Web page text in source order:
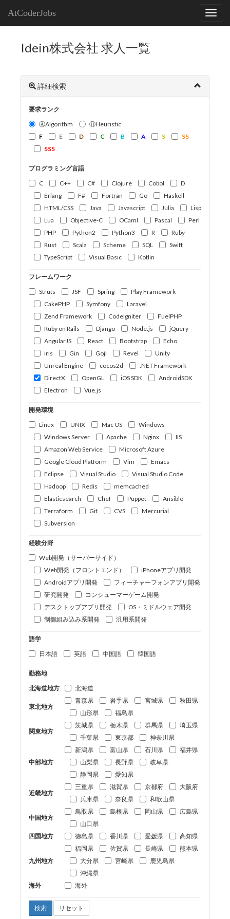
AtCoderJobs
Idein株式会社 求人一覧
詳細検索
要求ランク
ⒶAlgorithm
ⒽHeuristic
F
E D C B A S
SS
SSS
プログラミング言語
C
C++ C# Clojure Cobol
D
Erlang
F# Fortran Go
Haskell
HTML/CSS
Java Javascript Julia
Lisp
Lua
Objective-C OCaml Pascal
Perl
PHP
Python2 Python3 R
Ruby
Rust
Scala Scheme SQL
Swift
TypeScript
Visual Basic Kotlin
フレームワーク
Struts
JSF Spring
Play Framework
CakePHP
Symfony
Laravel
Zend Framework
CodeIgniter
FuelPHP
Ruby on Rails
Django Node.js
jQuery
AngularJS
React Bootstrap
Echo
iris
Gin Goji Revel
Unity
Unreal Engine
cocos2d
.NET Framework
DirectX
OpenGL iOS SDK
AndroidSDK
Electron
Vue.js
開発環境
Linux
UNIX Mac OS
Windows
Windows Server
Apache Nginx
IIS
Amazon Web Service
Microsoft Azure
Google Cloud Platform
Vim
Emacs
Eclipse
Visual Studio
Visual Studio Code
Hadoop
Redis
memcached
Elasticsearch
Chef Puppet
Ansible
Terraform
Git CVS
Mercurial
Subversion
経験分野
Web開発（サーバーサイド）
Web開発（フロントエンド）
iPhoneアプリ開発
Androidアプリ開発
フィーチャーフォンアプリ開発
研究開発
コンシューマーゲーム開発
デスクトップアプリ開発
OS・ミドルウェア開発
制御組み込み系開発
汎用系開発
語学
日本語
英語 中国語 韓国語
勤務地
北海道地方
北海道
東北地方
青森県 岩手県 宮城県
秋田県
山形県
福島県
関東地方
茨城県 栃木県 群馬県
埼玉県
千葉県
東京都 神奈川県
中部地方
新潟県 富山県 石川県
福井県
山梨県
長野県
岐阜県
静岡県
愛知県
近畿地方
三重県 滋賀県 京都府
大阪府
兵庫県
奈良県 和歌山県
中国地方
鳥取県 島根県 岡山県
広島県
山口県
四国地方
徳島県 香川県 愛媛県 高知県
九州地方
福岡県 佐賀県 長崎県
熊本県
大分県
宮崎県
鹿児島県
沖縄県
海外
海外
検索 リセット